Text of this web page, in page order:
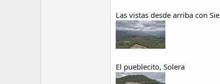
Las vistas desde arriba con
El pueblecito, Solera